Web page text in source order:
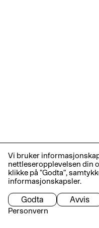
Vi bruker
nettleseropplevelsen din
klikke på "Godta",
informasjonskapsler.
Godta Avvis
Personvern